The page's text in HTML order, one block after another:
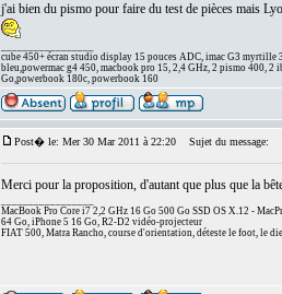
j'ai bien du pismo pour faire du test de pièces mais
cube 450+ écran studio display 15 pouces ADC, imac G3 myrtille
bleu,powermac g4 450, macbook pro 15, 2,4 GHz, 2 pismo 400,
Go,powerbook 180c, powerbook 160
Post� le: Mer 30 Mar 2011 à 22:20 Sujet du message:
Merci pour la proposition, d'autant que plus que la
MacBook Pro Core i7 2,2 GHz 16 Go 500 Go SSD OS X.12 -
64 Go, iPhone 5 16 Go, R2-D2 vidéo-projecteur
FIAT 500, Matra Rancho, course d'orientation, déteste le foot, le